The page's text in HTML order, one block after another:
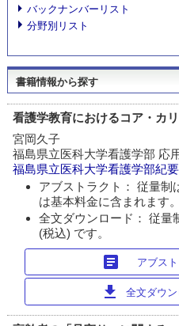
バックナンバーリスト
分野別リスト
書籍情報から探す
看護学教育におけるコア・カ
宮岡久子
福島県立医科大学看護学部 応
福島県立医科大学看護学部紀要
アブストラクト： 従量制
は基本料金に含まれます。
全文ダウンロード： 従量
(税込) です。
article アブス
download 全文ダウ